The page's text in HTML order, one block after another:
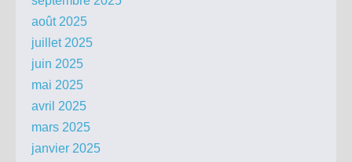
août 2025
juillet 2025
juin 2025
mai 2025
avril 2025
mars 2025
janvier 2025